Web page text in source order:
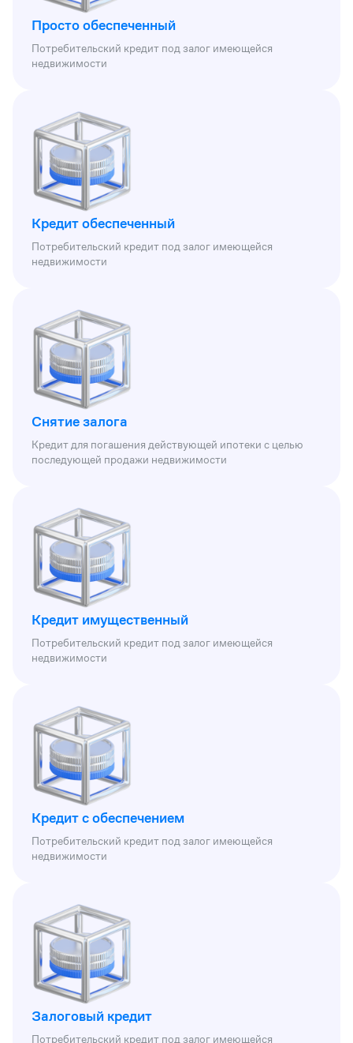
Просто обеспеченный
Потребительский кредит под залог имеющейся
недвижимости
Кредит обеспеченный
Потребительский кредит под залог имеющейся
недвижимости
Снятие залога
Кредит для погашения действующей ипотеки с целью
последующей продажи недвижимости
Кредит имущественный
Потребительский кредит под залог имеющейся
недвижимости
Кредит с обеспечением
Потребительский кредит под залог имеющейся
недвижимости
Залоговый кредит
Потребительский кредит под залог имеющейся